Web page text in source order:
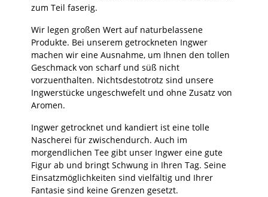
zum Teil faserig.
Wir legen großen Wert auf naturbelassene
Produkte. Bei unserem getrockneten Ingwer
machen wir eine Ausnahme, um Ihnen den tollen
Geschmack von scharf und süß nicht
vorzuenthalten. Nichtsdestotrotz sind unsere
Ingwerstücke ungeschwefelt und ohne Zusatz von
Aromen.
Ingwer getrocknet und kandiert ist eine tolle
Nascherei für zwischendurch. Auch im
morgendlichen Tee gibt unser Ingwer eine gute
Figur ab und bringt Schwung in Ihren Tag. Seine
Einsatzmöglichkeiten sind vielfältig und Ihrer
Fantasie sind keine Grenzen gesetzt.